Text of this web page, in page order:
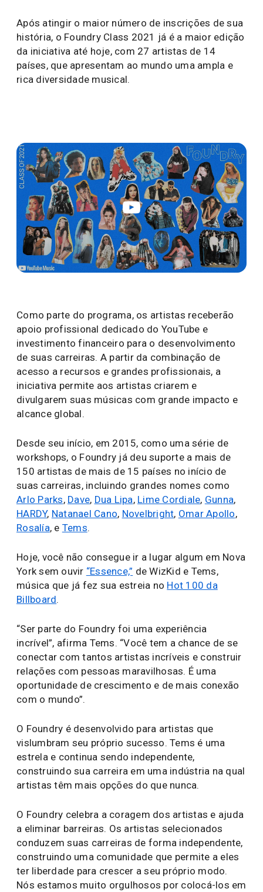
Após atingir o maior número de inscrições de sua
história, o Foundry Class 2021 já é a maior edição
da iniciativa até hoje, com 27 artistas de 14
países, que apresentam ao mundo uma ampla e
rica diversidade musical.
Como parte do programa, os artistas receberão
apoio profissional dedicado do YouTube e
investimento financeiro para o desenvolvimento
de suas carreiras. A partir da combinação de
acesso a recursos e grandes profissionais, a
iniciativa permite aos artistas criarem e
divulgarem suas músicas com grande impacto e
alcance global.
Desde seu início, em 2015, como uma série de
workshops, o Foundry já deu suporte a mais de
150 artistas de mais de 15 países no início de
suas carreiras, incluindo grandes nomes como
Arlo Parks, Dave, Dua Lipa, Lime Cordiale, Gunna,
HARDY, Natanael Cano, Novelbright, Omar Apollo,
Rosalía, e Tems.
Hoje, você não consegue ir a lugar algum em Nova
York sem ouvir “Essence,” de WizKid e Tems,
música que já fez sua estreia no Hot 100 da
Billboard.
“Ser parte do Foundry foi uma experiência
incrível”, afirma Tems. “Você tem a chance de se
conectar com tantos artistas incríveis e construir
relações com pessoas maravilhosas. É uma
oportunidade de crescimento e de mais conexão
com o mundo”.
O Foundry é desenvolvido para artistas que
vislumbram seu próprio sucesso. Tems é uma
estrela e continua sendo independente,
construindo sua carreira em uma indústria na qual
artistas têm mais opções do que nunca.
O Foundry celebra a coragem dos artistas e ajuda
a eliminar barreiras. Os artistas selecionados
conduzem suas carreiras de forma independente,
construindo uma comunidade que permite a eles
ter liberdade para crescer a seu próprio modo.
Nós estamos muito orgulhosos por colocá-los em